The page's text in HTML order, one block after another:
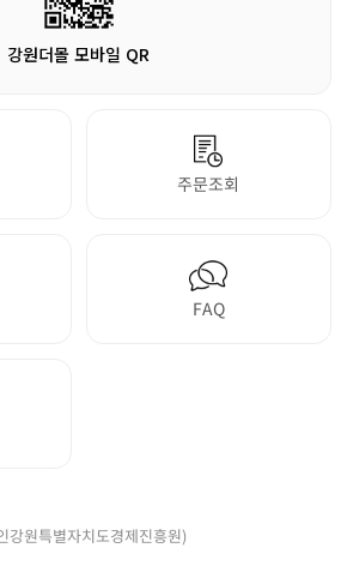
강원더몰 모바일 QR
주문조회
FAQ
강원특별자치도경제진흥원)